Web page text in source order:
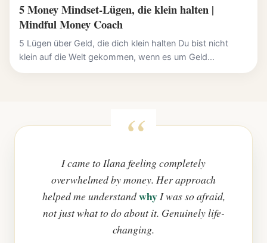
5 Money Mindset-Lügen, die klein halten |
Mindful Money Coach
5 Lügen über Geld, die dich klein halten Du bist nicht
klein auf die Welt gekommen, wenn es um Geld...
I came to Ilana feeling completely
overwhelmed by money. Her approach
helped me understandwhyI was so afraid,
not just what to do about it. Genuinely life-
changing.